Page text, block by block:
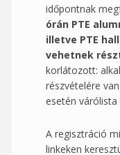
időpontnak
órán PTE
illetve PTE
vehetnek
korlátozott:
részvételére
esetén várólista
A regisztráció
linkeken